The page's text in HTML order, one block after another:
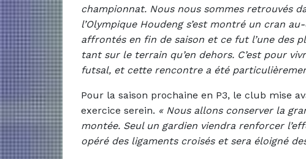
championnat. Nous nous sommes retrouvés
l’Olympique Houdeng s’est montré un cran
affrontés en fin de saison et ce fut l’une des
tant sur le terrain qu’en dehors. C’est pour
futsal, et cette rencontre a été
Pour la saison prochaine en P3, le club mise
exercice serein. « Nous allons conserver la
montée. Seul un gardien viendra renforcer
opéré des ligaments croisés et sera éloigné